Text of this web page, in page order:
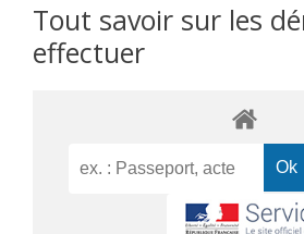
Tout savoir sur les
effectuer